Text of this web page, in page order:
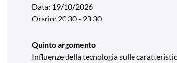
Data: 19/10/2026
Orario: 20.30 - 23.30
Quinto argomento
Influenze della tecnologia sulle